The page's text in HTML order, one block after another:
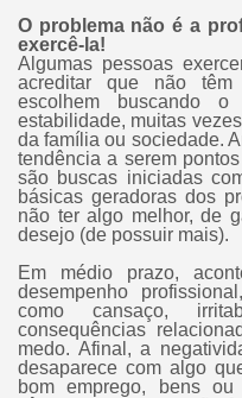
O problema não é a
exercê-la!
Algumas pessoas
acreditar que não têm
escolhem buscando
estabilidade, muitas
da família ou sociedade.
tendência a serem
são buscas iniciadas
básicas geradoras dos
não ter algo melhor, de
desejo (de possuir mais).
Em médio prazo,
desempenho
como cansaço,
consequências
medo. Afinal, a
desaparece com algo
bom emprego, bens